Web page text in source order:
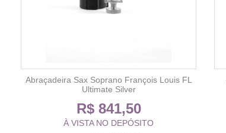
Abraçadeira Sax Soprano François Louis FL
Ultimate Silver
R$ 841,50
À VISTA NO DEPÓSITO